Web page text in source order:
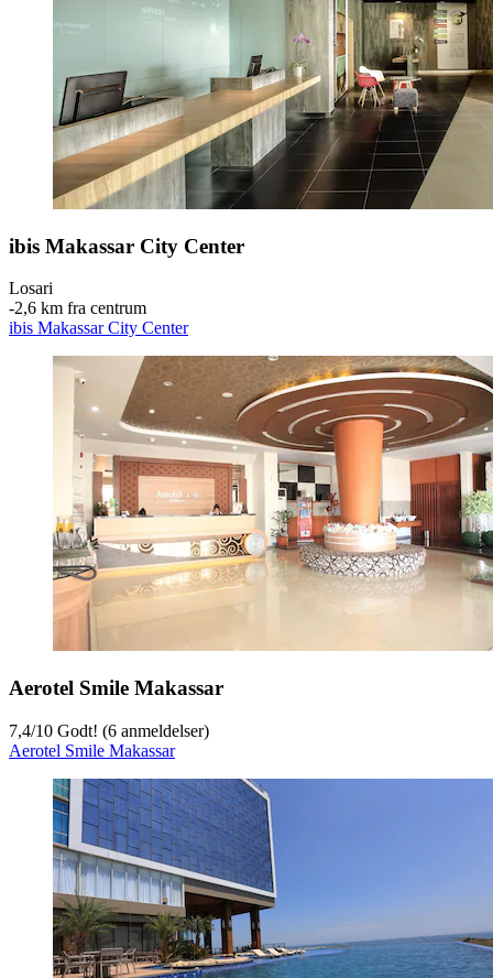
ibis Makassar City Center
Losari
‐2,6 km fra centrum
ibis Makassar City Center
Aerotel Smile Makassar
7,4/10 Godt! (6 anmeldelser)
Aerotel Smile Makassar